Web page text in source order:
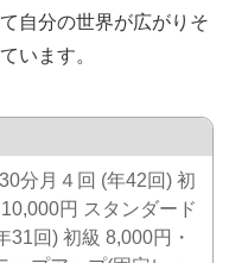
自分の世界が広がりそ
います。
分月４回 (年42回) 初
円 スタンダード
回) 初級 8,000円・